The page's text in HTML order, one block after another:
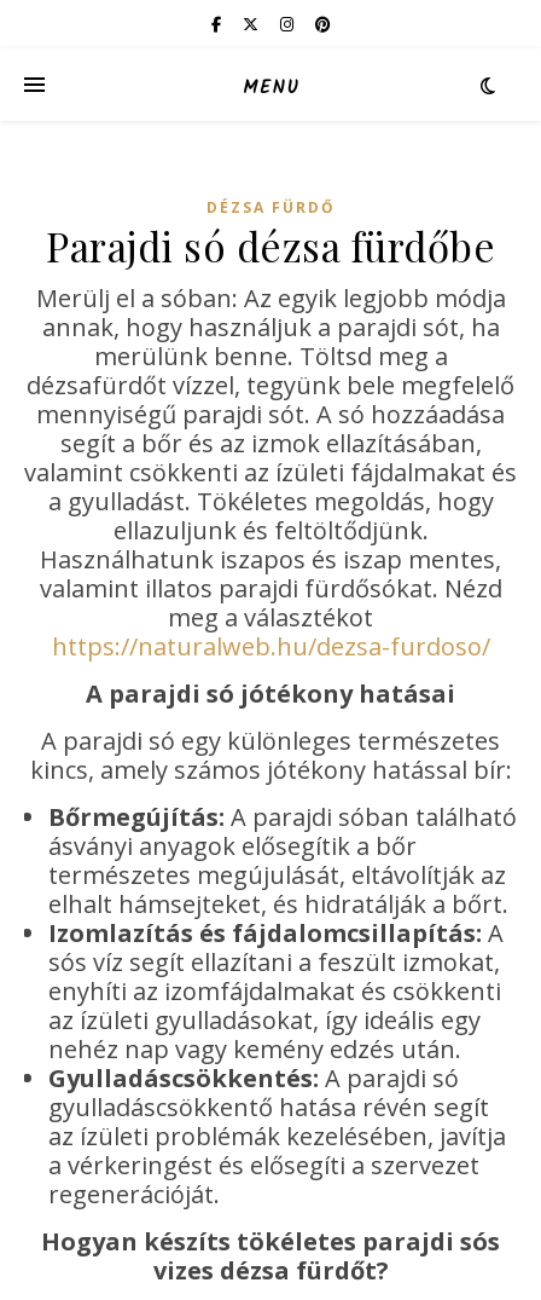
MENU
DÉZSA FÜRDŐ
Parajdi só dézsa fürdőbe
Merülj el a sóban: Az egyik legjobb módja
annak, hogy használjuk a parajdi sót, ha
merülünk benne. Töltsd meg a
dézsafürdőt vízzel, tegyünk bele megfelelő
mennyiségű parajdi sót. A só hozzáadása
segít a bőr és az izmok ellazításában,
valamint csökkenti az ízületi fájdalmakat és
a gyulladást. Tökéletes megoldás, hogy
ellazuljunk és feltöltődjünk.
Használhatunk iszapos és iszap mentes,
valamint illatos parajdi fürdősókat. Nézd
meg a választékot
https://naturalweb.hu/dezsa-furdoso/
A parajdi só jótékony hatásai
A parajdi só egy különleges természetes
kincs, amely számos jótékony hatással bír:
Bőrmegújítás: A parajdi sóban található
ásványi anyagok elősegítik a bőr
természetes megújulását, eltávolítják az
elhalt hámsejteket, és hidratálják a bőrt.
Izomlazítás és fájdalomcsillapítás: A
sós víz segít ellazítani a feszült izmokat,
enyhíti az izomfájdalmakat és csökkenti
az ízületi gyulladásokat, így ideális egy
nehéz nap vagy kemény edzés után.
Gyulladáscsökkentés: A parajdi só
gyulladáscsökkentő hatása révén segít
az ízületi problémák kezelésében, javítja
a vérkeringést és elősegíti a szervezet
regenerációját.
Hogyan készíts tökéletes parajdi sós
vizes dézsa fürdőt?